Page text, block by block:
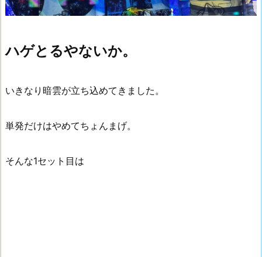
ハゲとるやないか。
いきなり暗雲が立ち込めてきました。
単発だけはやめてちょんまげ。
そんな1セット目は